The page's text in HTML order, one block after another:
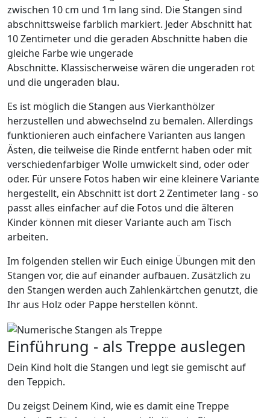
zwischen 10 cm und 1m lang sind. Die Stangen sind
abschnittsweise farblich markiert. Jeder Abschnitt hat
10 Zentimeter und die geraden Abschnitte haben die
gleiche Farbe wie ungerade
Abschnitte. Klassischerweise wären die ungeraden rot
und die ungeraden blau.
Es ist möglich die Stangen aus Vierkanthölzer
herzustellen und abwechselnd zu bemalen. Allerdings
funktionieren auch einfachere Varianten aus langen
Ästen, die teilweise die Rinde entfernt haben oder mit
verschiedenfarbiger Wolle umwickelt sind, oder oder
oder. Für unsere Fotos haben wir eine kleinere Variante
hergestellt, ein Abschnitt ist dort 2 Zentimeter lang - so
passt alles einfacher auf die Fotos und die älteren
Kinder können mit dieser Variante auch am Tisch
arbeiten.
Im folgenden stellen wir Euch einige Übungen mit den
Stangen vor, die auf einander aufbauen. Zusätzlich zu
den Stangen werden auch Zahlenkärtchen genutzt, die
Ihr aus Holz oder Pappe herstellen könnt.
Einführung - als Treppe auslegen
Dein Kind holt die Stangen und legt sie gemischt auf
den Teppich.
Du zeigst Deinem Kind, wie es damit eine Treppe